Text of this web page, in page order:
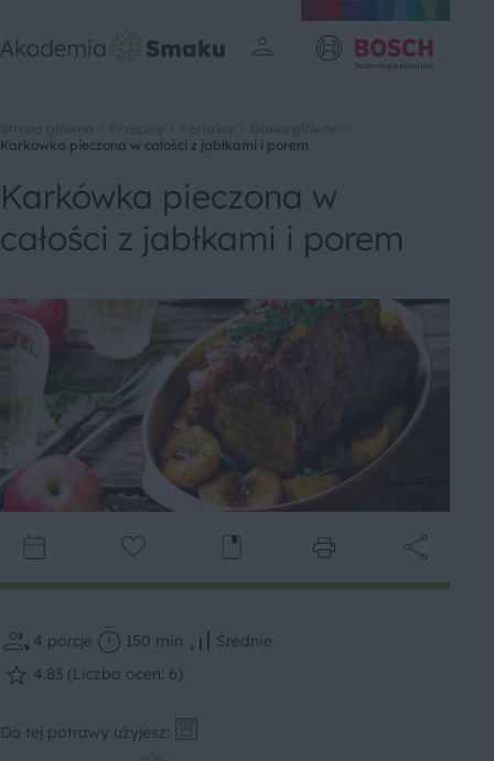
Karkówka pieczona w całości z jabłkami i porem
Karkówka pieczona w
całości z jabłkami i porem
4 porcje 150 min
Średnie
4.83 (Liczba ocen: 6)
Do tej potrawy użyjesz: